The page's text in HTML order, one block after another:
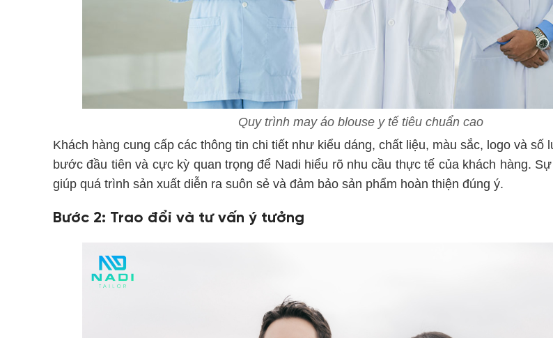
Quy trình may áo blouse y tế tiêu chuẩn cao
Khách hàng cung cấp các thông tin chi tiết như kiểu dáng, chất liệu, màu sắc, logo và số
bước đầu tiên và cực kỳ quan trọng để Nadi hiểu rõ nhu cầu thực tế của khách hàng.
giúp quá trình sản xuất diễn ra suôn sẻ và đảm bảo sản phẩm hoàn thiện đúng ý.
Bước 2: Trao đổi và tư vấn ý tưởng